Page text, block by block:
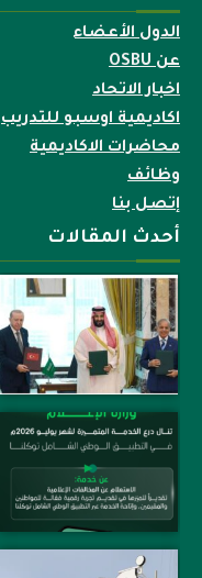
الدول الأعضاء
عن OSBU
اخبار الاتحاد
اكاديمية اوسبو للتدريب
محاضرات الاكاديمية
وظائف
إتصل بنا
أحدث المقالات